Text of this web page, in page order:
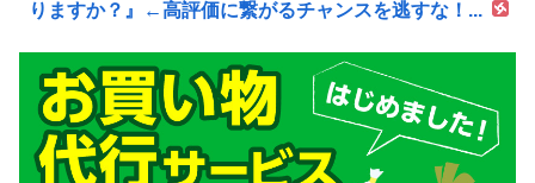
りますか？』←高評価に繋がるチャンスを逃すな！...